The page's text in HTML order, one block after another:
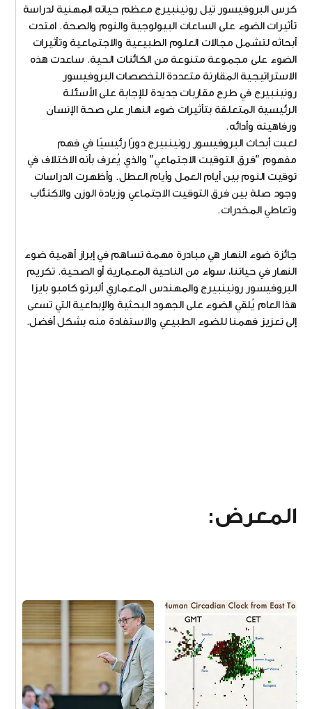
كرس البروفيسور تيل رونينبيرج معظم حياته المهنية لدراسة
تأثيرات الضوء على الساعات البيولوجية والنوم والصحة. امتدت
أبحاثه لتشمل مجالات العلوم الطبيعية والاجتماعية وتأثيرات
الضوء على مجموعة متنوعة من الكائنات الحية. ساعدت هذه
الاستراتيجية المقارنة متعددة التخصصات البروفيسور
رونينبيرج في طرح مقاربات جديدة للإجابة على الأسئلة
الرئيسية المتعلقة بتأثيرات ضوء النهار على صحة الإنسان
ورفاهيته وأدائه.
لعبت أبحاث البروفيسور رونينبيرج دورًا رئيسيًا في فهم
مفهوم "فرق التوقيت الاجتماعي" والذي يُعرف بأنه الاختلاف في
توقيت النوم بين أيام العمل وأيام العطل. وأظهرت الدراسات
وجود صلة بين فرق التوقيت الاجتماعي وزيادة الوزن والاكتئاب
وتعاطي المخدرات.
جائزة ضوء النهار هي مبادرة مهمة تساهم في إبراز أهمية ضوء
النهار في حياتنا، سواء من الناحية المعمارية أو الصحية. تكريم
البروفيسور رونينبيرج والمهندس المعماري ألبرتو كامبو بايزا
هذا العام يُلقي الضوء على الجهود البحثية والإبداعية التي تسعى
إلى تعزيز فهمنا للضوء الطبيعي والاستفادة منه بشكل أفضل.
المعرض: